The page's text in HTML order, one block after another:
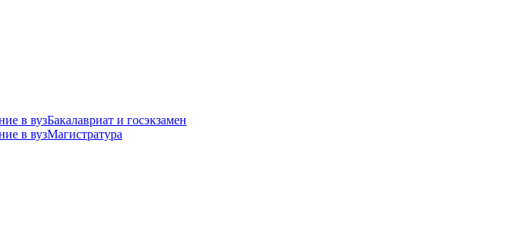
Бакалавриат и госэкзамен
Магистратура